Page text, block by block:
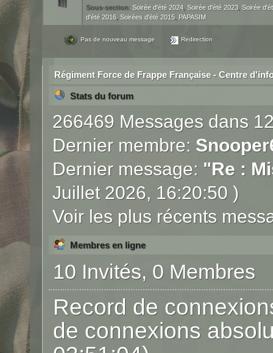
Sous-section: Soirée d'été 2024, Soirée d'été 2023, Soirée
d'été 2016, Soirées d'été 2015, PAPASIM
Pas de nouveau message Redirection
Régiment Force de Frappe Française - Centre
Stats du forum
266469 Messages dans
Dernier membre:
Dernier message: "Re :
Juillet 2026, 16:20:50 )
Voir les plus récents
Membres en ligne
10 Invités, 0 Membres
Record de
de connexions